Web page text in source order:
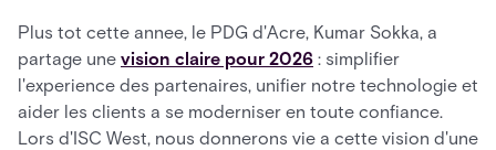
Plus tot cette annee, le PDG d'Acre, Kumar Sokka, a
partage une vision claire pour 2026 : simplifier
l'experience des partenaires, unifier notre technologie et
aider les clients a se moderniser en toute confiance.
Lors d'ISC West, nous donnerons vie a cette vision d'une